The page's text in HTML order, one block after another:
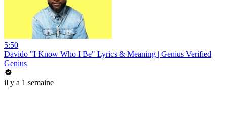
5:50
Davido "I Know Who I Be" Lyrics & Meaning | Genius Verified
Genius
il y a 1 semaine